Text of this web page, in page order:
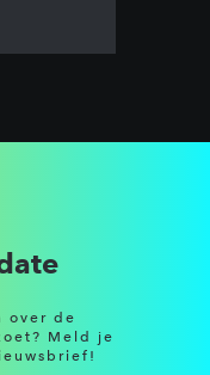
over de
Meld je